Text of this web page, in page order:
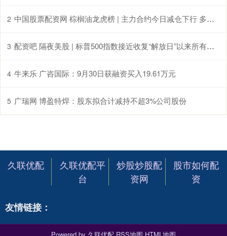
2 中国股票配资网 棕榈油龙虎榜 | 主力合约今日减仓下行 多方呈退场态势 空方呈进场态势
3 配资吧 隔夜美股 | 标普500指数接近收复“解放日”以来所有跌幅 比特币再次进逼10万美元大关
4 牛来乐 广咨国际：9月30日获融资买入19.61万元
5 广瑞网 博盈特焊：股东拟合计减持不超3%公司股份
久联优配
久联优配平
台
炒股炒股配
资网
股市如何配
资
友情链接：